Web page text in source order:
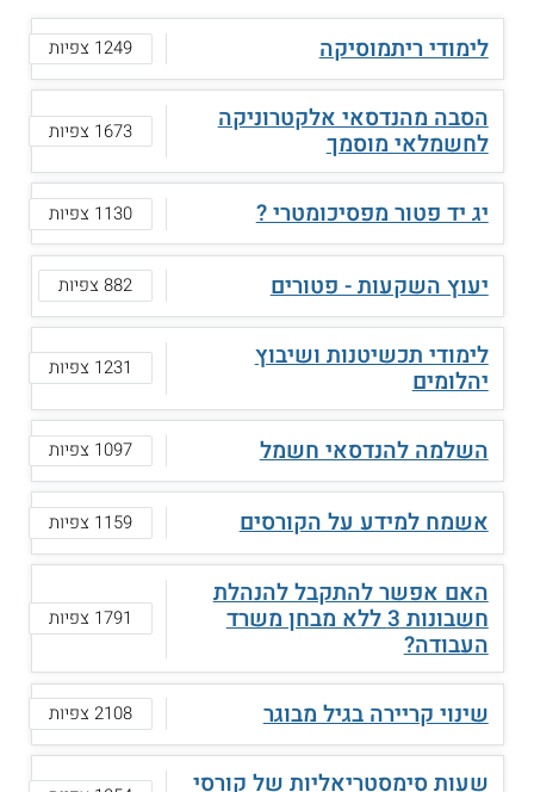
לימודי ריתמוסיקה 1249 צפיות
הסבה מהנדסאי אלקטרוניקה
לחשמלאי מוסמך 1673 צפיות
יג יד פטור מפסיכומטרי ? 1130 צפיות
יעוץ השקעות - פטורים 882 צפיות
לימודי תכשיטנות ושיבוץ
יהלומים 1231 צפיות
השלמה להנדסאי חשמל 1097 צפיות
אשמח למידע על הקורסים 1159 צפיות
האם אפשר להתקבל להנהלת
חשבונות 3 ללא מבחן משרד
העבודה?
1791 צפיות
שינוי קריירה בגיל מבוגר 2108 צפיות
שעות סימסטריאליות של קורסי